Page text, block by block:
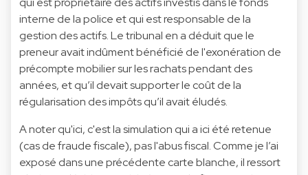
interne de la police et qui est responsable de la
gestion des actifs. Le tribunal en a déduit que le
preneur avait indûment bénéficié de l'exonération de
précompte mobilier sur les rachats pendant des
années, et qu’il devait supporter le coût de la
régularisation des impôts qu’il avait éludés.
A noter qu'ici, c'est la simulation qui a ici été retenue
(cas de fraude fiscale), pas l'abus fiscal. Comme je l’ai
exposé dans une précédente carte blanche, il ressort